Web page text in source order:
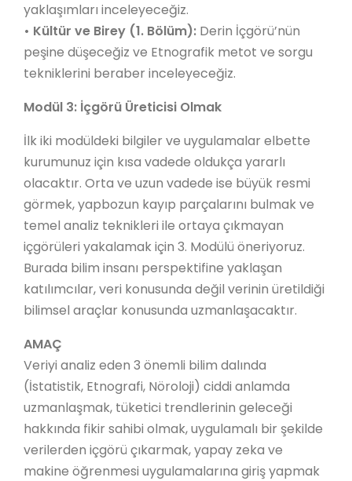
yaklaşımları inceleyeceğiz.
• Kültür ve Birey (1. Bölüm): Derin İçgörü’nün
peşine düşeceğiz ve Etnografik metot ve sorgu
tekniklerini beraber inceleyeceğiz.
Modül 3: İçgörü Üreticisi Olmak
İlk iki modüldeki bilgiler ve uygulamalar elbette
kurumunuz için kısa vadede oldukça yararlı
olacaktır. Orta ve uzun vadede ise büyük resmi
görmek, yapbozun kayıp parçalarını bulmak ve
temel analiz teknikleri ile ortaya çıkmayan
içgörüleri yakalamak için 3. Modülü öneriyoruz.
Burada bilim insanı perspektifine yaklaşan
katılımcılar, veri konusunda değil verinin üretildiği
bilimsel araçlar konusunda uzmanlaşacaktır.
AMAÇ
Veriyi analiz eden 3 önemli bilim dalında
(İstatistik, Etnografi, Nöroloji) ciddi anlamda
uzmanlaşmak, tüketici trendlerinin geleceği
hakkında fikir sahibi olmak, uygulamalı bir şekilde
verilerden içgörü çıkarmak, yapay zeka ve
makine öğrenmesi uygulamalarına giriş yapmak